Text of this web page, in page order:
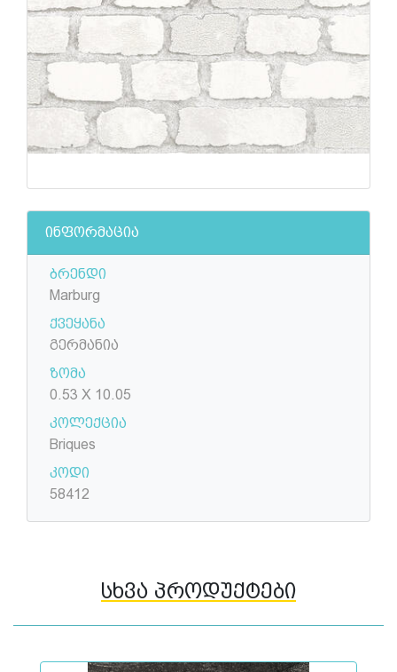
ინფორმაცია
ბრენდი
Marburg
ქვეყანა
გერმანია
ზომა
0.53 X 10.05
კოლექცია
Briques
კოდი
58412
სხვა პროდუქტები